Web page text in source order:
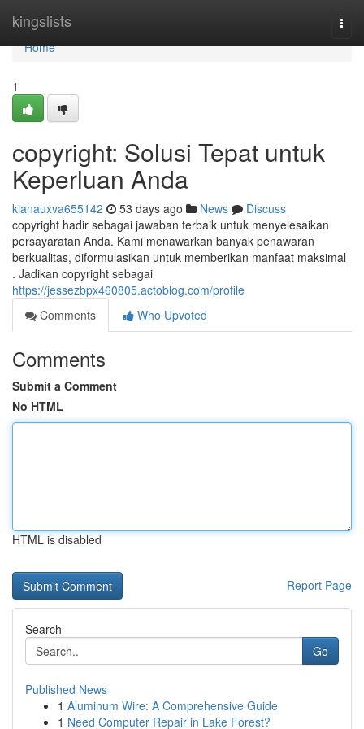
kingslists
Home
Home
1
copyright: Solusi Tepat untuk
Keperluan Anda
kianauxva655142 53 days ago News
Discuss
copyright hadir sebagai jawaban terbaik untuk menyelesaikan
persayaratan Anda. Kami menawarkan banyak penawaran
berkualitas, diformulasikan untuk memberikan manfaat maksimal
. Jadikan copyright sebagai
https://jessezbpx460805.actoblog.com/profile
Comments
Who Upvoted
Comments
Submit a Comment
No HTML
HTML is disabled
Report Page
Search
Go
Published News
1 Aluminum Wire: A Comprehensive Guide
1 Need Computer Repair in Lake Forest?